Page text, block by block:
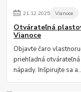
21.12.2025 Vianoce
Otvárateľná
Vianoce
Objavte čaro
priehľadná
nápady. Inšpirujte sa